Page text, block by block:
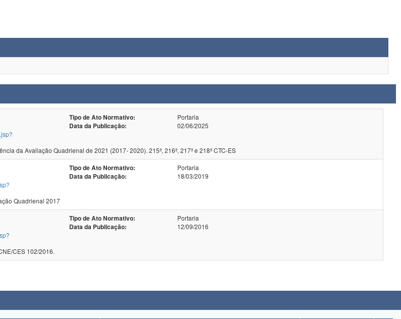
Tipo de Ato Normativo:
Portaria
Data da Publicação:
02/06/2025
da Avaliação Quadrienal de 2021 (2017- 2020). 215ª, 216ª, 217ª e 218ª CTC-ES
Tipo de Ato Normativo:
Portaria
Data da Publicação:
18/03/2019
Quadrienal 2017
Tipo de Ato Normativo:
Portaria
Data da Publicação:
12/09/2016
CES 102/2016.